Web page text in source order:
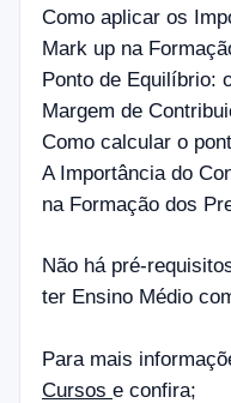
Como aplicar os
Mark up na
Ponto de Equilíbrio:
Margem de
Como calcular o
A Importância do
na Formação dos
Não há pré-
ter Ensino Médio
Para mais
Cursos e confira;